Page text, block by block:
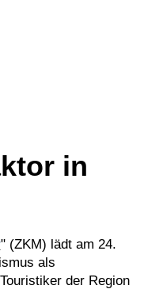
in
" (ZKM) lädt am 24.
als
der Region